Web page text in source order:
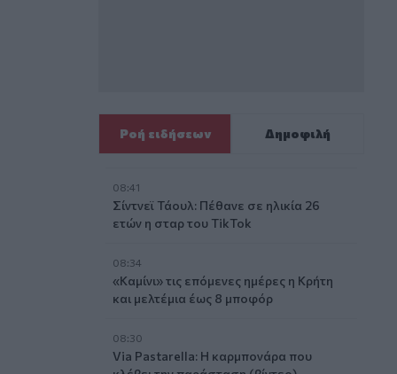
Ροή ειδήσεων Δημοφιλή
08:41
Σίντνεϊ Τάουλ: Πέθανε σε ηλικία 26
ετών η σταρ του TikTok
08:34
«Καμίνι» τις επόμενες ημέρες η Κρήτη
και μελτέμια έως 8 μποφόρ
08:30
Via Pastarella: Η καρμπονάρα που